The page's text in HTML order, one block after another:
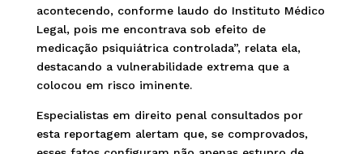
acontecendo, conforme laudo do Instituto Médico
Legal, pois me encontrava sob efeito de
medicação psiquiátrica controlada”, relata ela,
destacando a vulnerabilidade extrema que a
colocou em risco iminente.
Especialistas em direito penal consultados por
esta reportagem alertam que, se comprovados,